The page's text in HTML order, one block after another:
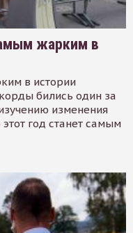
жарким в
в истории
бились один за
изменения
год станет самым